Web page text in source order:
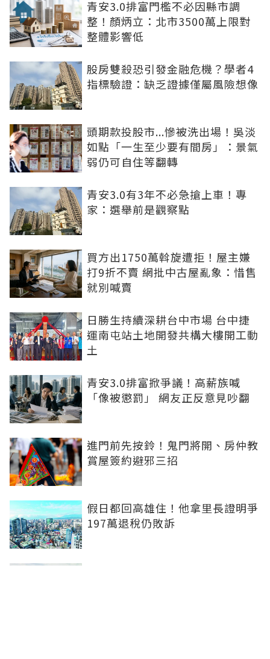
青安3.0排富門檻不必因縣市調
整！顏炳立：北市3500萬上限對
整體影響低
股房雙殺恐引發金融危機？學者4
指標驗證：缺乏證據僅屬風險想像
頭期款投股市...慘被洗出場！吳淡
如點「一生至少要有間房」：景氣
弱仍可自住等翻轉
青安3.0有3年不必急搶上車！專
家：選舉前是觀察點
買方出1750萬斡旋遭拒！屋主嫌
打9折不賣 網批中古屋亂象：惜售
就別喊賣
日勝生持續深耕台中市場 台中捷
運南屯站土地開發共構大樓開工動
土
青安3.0排富掀爭議！高薪族喊
「像被懲罰」 網友正反意見吵翻
進門前先按鈴！鬼門將開、房仲教
賞屋簽約避邪三招
假日都回高雄住！他拿里長證明爭
197萬退稅仍敗訴